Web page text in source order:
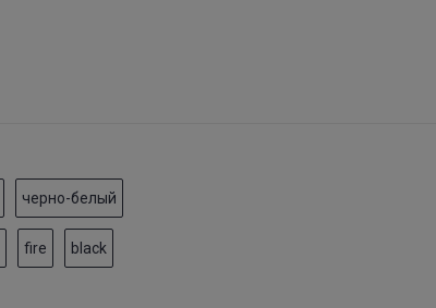
черно-белый
fire black